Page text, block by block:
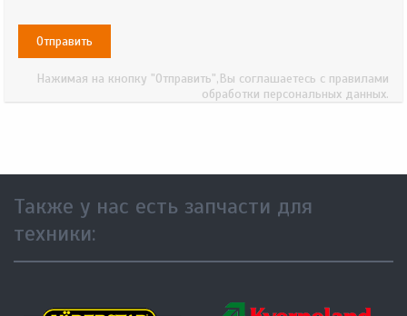
Этот вопрос
задается для
того, чтобы
выяснить,
являетесь ли
Также у нас есть запчасти для
техники: